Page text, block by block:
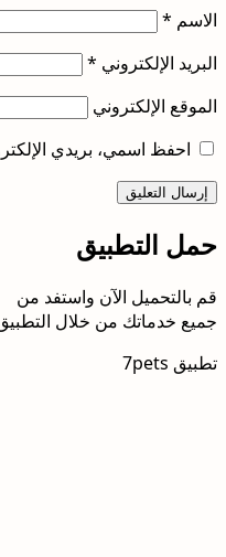
الاسم *
البريد الإلكتروني *
الموقع الإلكتروني
احفظ اسمي، بريدي
حمل التطبيق
قم بالتحميل الآن واستفد من
جميع خدماتك من خلال
تطبيق 7pets